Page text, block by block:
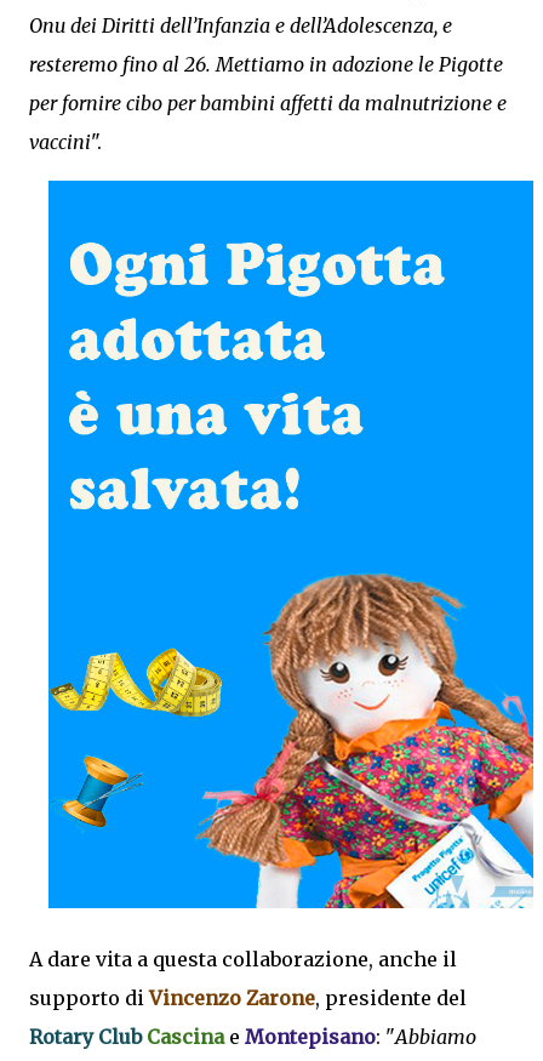
Onu dei Diritti dell’Infanzia e dell’Adolescenza, e
resteremo fino al 26. Mettiamo in adozione le Pigotte
per fornire cibo per bambini affetti da malnutrizione e
vaccini".
A dare vita a questa collaborazione, anche il
supporto diVincenzo Zarone, presidente del
Rotary Club Cascinae Montepisano: "Abbiamo